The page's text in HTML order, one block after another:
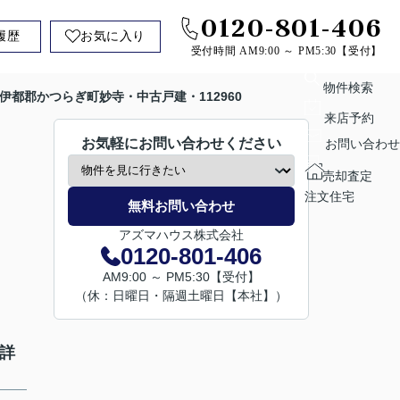
歴 お気に入り 0120-801-406
受付時間 AM9:00 ～ PM5:30【受付】
伊都郡かつらぎ町妙寺・中古戸建・112960
お気軽にお問い合わせください
無料お問い合わせ
アズマハウス株式会社
0120-801-406
AM9:00 ～ PM5:30【受付】
（休：日曜日・隔週土曜日【本社】）
物件検索
来店予約
お問い合わせ
売却査定
注文住宅